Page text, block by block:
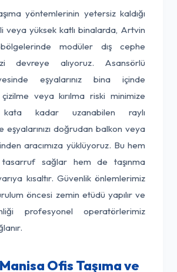
yöntemlerinin yetersiz kaldığı
veya yüksek katlı binalarda, Artvin
modüler dış cephe
devreye alıyoruz. Asansörlü
eşyalarınız bina içinde
veya kırılma riski minimize
kadar uzanabilen raylı
eşyalarınızı doğrudan balkon veya
aracımıza yüklüyoruz. Bu hem
sağlar hem de taşınma
kısaltır. Güvenlik önlemlerimiz
öncesi zemin etüdü yapılır ve
profesyonel operatörlerimiz
Ofis Taşıma ve